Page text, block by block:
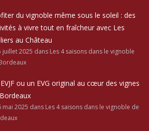
du vignoble même sous le soleil : des
à vivre tout en fraîcheur avec Les
au Château
juillet 2025 dans Les 4 saisons dans le vignoble
ou un EVG original au cœur des vignes
mai 2025 dans Les 4 saisons dans le vignoble de